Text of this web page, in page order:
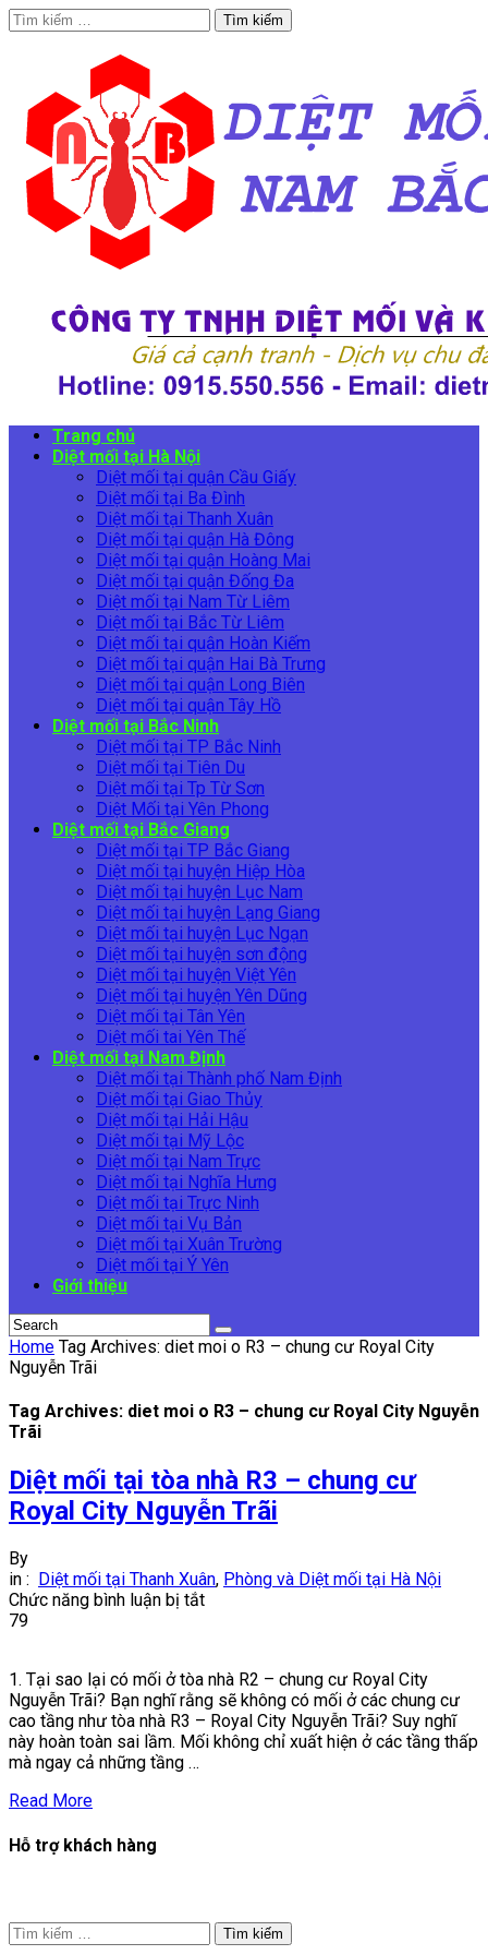
Tìm
kiếm
Trang chủ
Diệt mối tại Hà Nội
Diệt mối tại quận Cầu Giấy
Diệt mối tại Ba Đình
Diệt mối tại Thanh Xuân
Diệt mối tại quận Hà Đông
Diệt mối tại quận Hoàng Mai
Diệt mối tại quận Đống Đa
Diệt mối tại Nam Từ Liêm
Diệt mối tại Bắc Từ Liêm
Diệt mối tại quận Hoàn Kiếm
Diệt mối tại quận Hai Bà Trưng
Diệt mối tại quận Long Biên
Diệt mối tại quận Tây Hồ
Diệt mối tại Bắc Ninh
Diệt mối tại TP Bắc Ninh
Diệt mối tại Tiên Du
Diệt mối tại Tp Từ Sơn
Diệt Mối tại Yên Phong
Diệt mối tại Bắc Giang
Diệt mối tại TP Bắc Giang
Diệt mối tại huyện Hiệp Hòa
Diệt mối tại huyện Lục Nam
Diệt mối tại huyện Lạng Giang
Diệt mối tại huyện Lục Ngạn
Diệt mối tại huyện sơn động
Diệt mối tại huyện Việt Yên
Diệt mối tại huyện Yên Dũng
Diệt mối tại Tân Yên
Diệt mối tai Yên Thế
Diệt mối tại Nam Định
Diệt mối tại Thành phố Nam Định
Diệt mối tại Giao Thủy
Diệt mối tại Hải Hậu
Diệt mối tại Mỹ Lộc
Diệt mối tại Nam Trực
Diệt mối tại Nghĩa Hưng
Diệt mối tại Trực Ninh
Diệt mối tại Vụ Bản
Diệt mối tại Xuân Trường
Diệt mối tại Ý Yên
Giới thiệu
Home Tag Archives: diet moi o R3 – chung cư Royal City
Nguyễn Trãi
Tag Archives: diet moi o R3 – chung cư Royal City Nguyễn
Trãi
Diệt mối tại tòa nhà R3 – chung cư
Royal City Nguyễn Trãi
By
in :
Diệt mối tại Thanh Xuân, Phòng và Diệt mối tại Hà Nội
Chức năng bình luận bị tắtở
tòa
nhà
R3
–
79
1. Tại sao lại có mối ở tòa nhà R2 – chung cư Royal City
Nguyễn Trãi? Bạn nghĩ rằng sẽ không có mối ở các chung cư
cao tầng như tòa nhà R3 – Royal City Nguyễn Trãi? Suy nghĩ
này hoàn toàn sai lầm. Mối không chỉ xuất hiện ở các tầng thấp
mà ngay cả những tầng …
Read More
Hỗ trợ khách hàng
Tìm